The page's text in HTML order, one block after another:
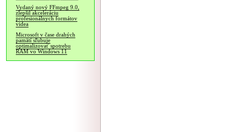
Vydaný nový FFmpeg 9.0,
zlepšil akceleráciu
profesionálnych formátov
videa
Microsoft v čase drahých
pamätí sľubuje
optimalizovať spotrebu
RAM vo Windows 11